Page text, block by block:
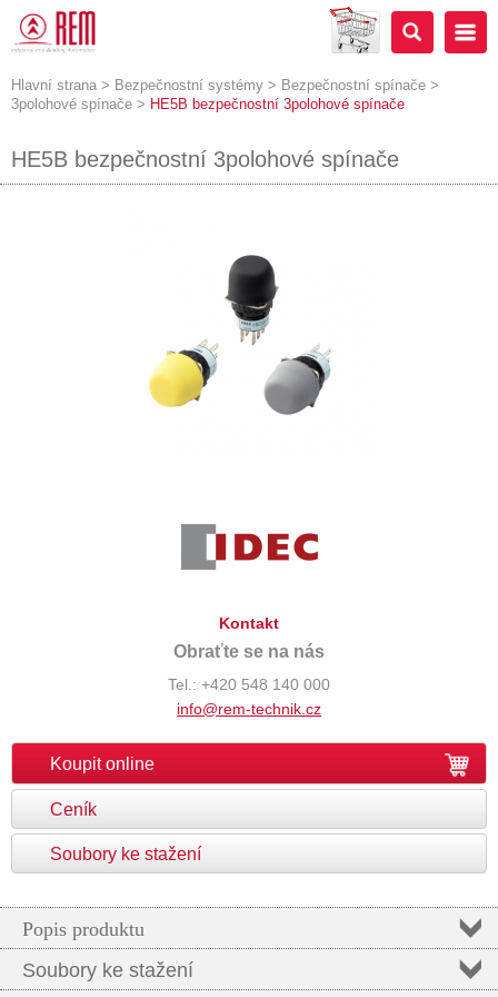
Hlavní strana > Bezpečnostní systémy > Bezpečnostní spínače >
3polohové spínače > HE5B bezpečnostní 3polohové spínače
HE5B bezpečnostní 3polohové spínače
Kontakt
Obraťte se na nás
Tel.: +420 548 140 000
info@rem-technik.cz
Koupit online
Ceník
Soubory ke stažení
Popis produktu
Soubory ke stažení